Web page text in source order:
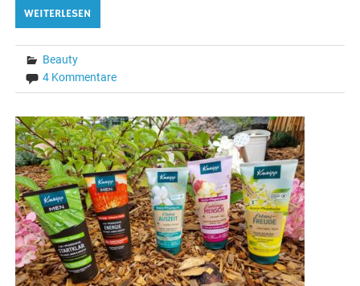
WEITERLESEN
Beauty
4 Kommentare